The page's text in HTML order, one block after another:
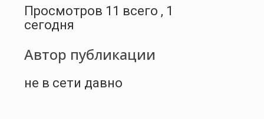
Просмотров 11 всего , 1
сегодня
Автор публикации
не в сети давно